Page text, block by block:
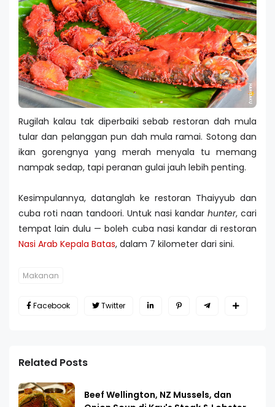
Rugilah kalau tak diperbaiki sebab restoran dah mula
tular dan pelanggan pun dah mula ramai. Sotong dan
ikan gorengnya yang merah menyala tu memang
nampak sedap, tapi peranan gulai jauh lebih penting.
Kesimpulannya, datanglah ke restoran Thaiyyub dan
cuba roti naan tandoori. Untuk nasi kandar hunter, cari
tempat lain dulu — boleh cuba nasi kandar di restoran
Nasi Arab Kepala Batas, dalam 7 kilometer dari sini.
Makanan
Facebook Twitter
Related Posts
Beef Wellington, NZ Mussels, dan